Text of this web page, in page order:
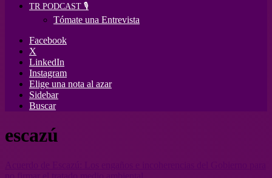
TR PODCAST 🎙️
Tómate una Entrevista
Facebook
X
LinkedIn
Instagram
Elige una nota al azar
Sidebar
Buscar
escazú